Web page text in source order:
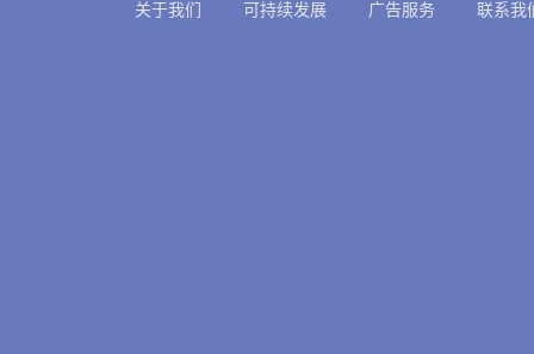
关于我们 可持续发展 广告服务 联系我